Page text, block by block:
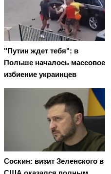
"Путин ждет тебя": в
Польше началось массовое
избиение украинцев
Соскин: визит Зеленского в